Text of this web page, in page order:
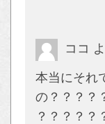
ココ
本当にそれ
の？？？？
？？？？？